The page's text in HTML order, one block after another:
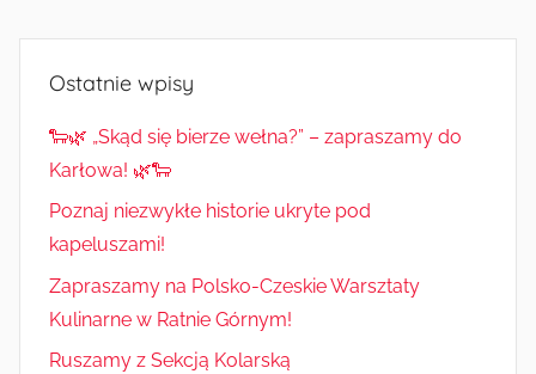
Ostatnie wpisy
🐑🌿 „Skąd się bierze wełna?” – zapraszamy do
Karłowa! 🌿🐑
Poznaj niezwykłe historie ukryte pod
kapeluszami!
Zapraszamy na Polsko-Czeskie Warsztaty
Kulinarne w Ratnie Górnym!
Ruszamy z Sekcją Kolarską